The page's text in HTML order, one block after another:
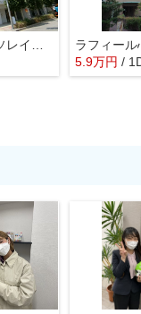
クローバー・ソレイユ南田辺
ラフィール
5.9万円 /